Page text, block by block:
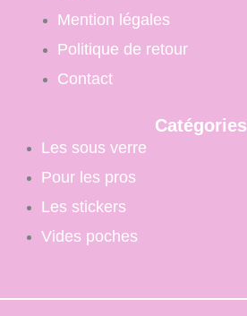
Mention légales
Politique de retour
Contact
Catégories
Les sous verre
Pour les pros
Les stickers
Vides poches